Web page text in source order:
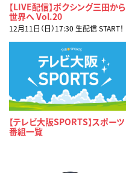
【LIVE配信】ボクシング三田から
世界へ Vol.20
12月11日（日）17:30 生配信 START！
【テレビ大阪SPORTS】スポーツ
番組一覧